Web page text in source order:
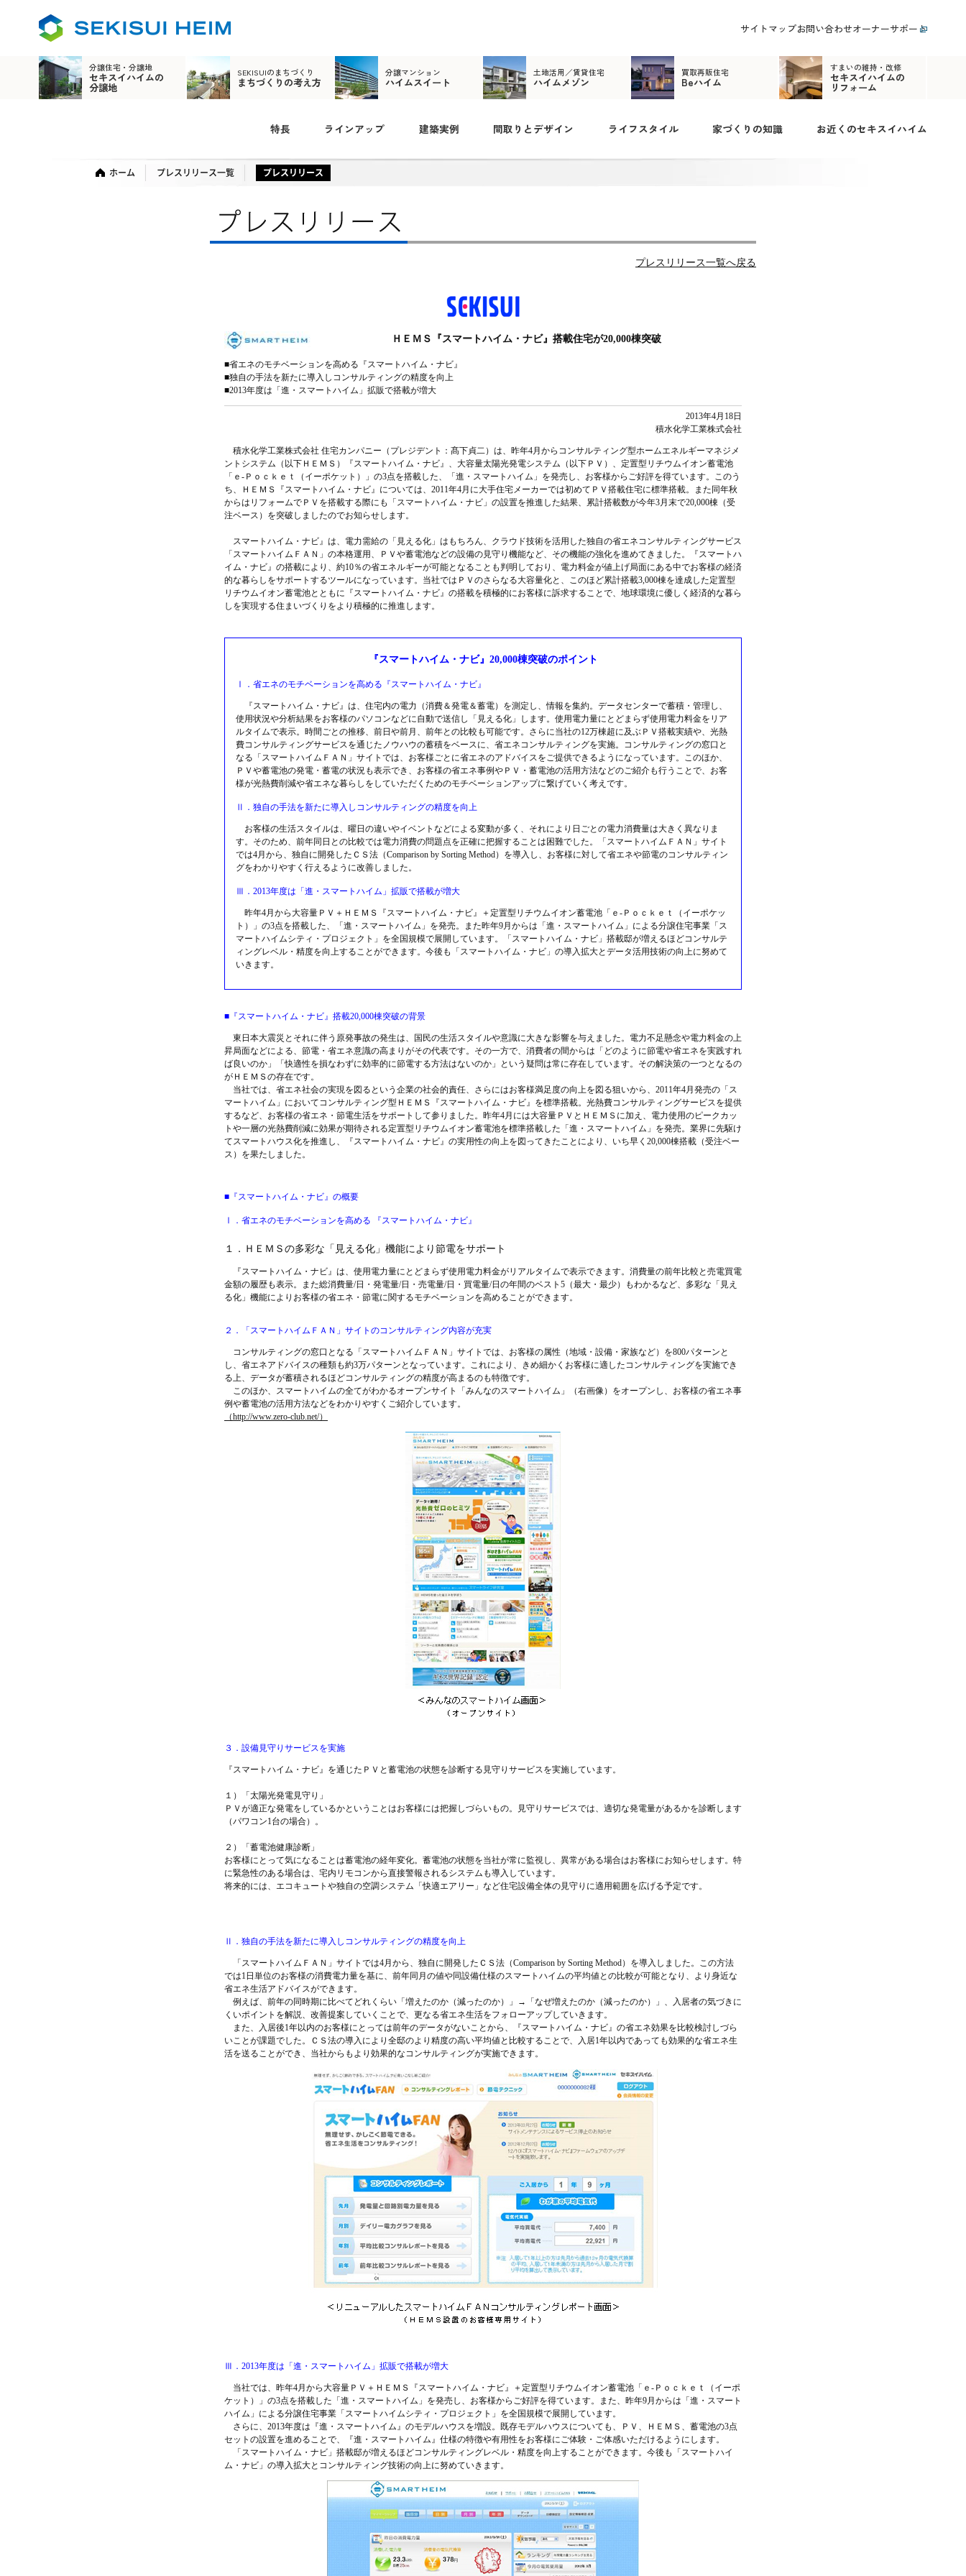
サイトマップお問い合わせオーナーサポート
分譲住宅・分譲地
セキスイハイムの
分譲地
SEKISUIのまちづくり
まちづくりの考え方
分譲マンション
ハイムスイート
土地活用／賃貸住宅
ハイムメゾン
買取再販住宅
Beハイム
すまいの維持・改修
セキスイハイムの
リフォーム
特長 ラインアップ 建築実例 間取りとデザイン ライフスタイル 家づくりの知識 お近くのセキスイハイム
ホーム プレスリリース一覧 プレスリリース
プレスリリース一覧へ戻る
ＨＥＭＳ『スマートハイム・ナビ』搭載住宅が20,000棟突破
■省エネのモチベーションを高める『スマートハイム・ナビ』
■独自の手法を新たに導入しコンサルティングの精度を向上
■2013年度は「進・スマートハイム」拡販で搭載が増大
2013年4月18日
積水化学工業株式会社
積水化学工業株式会社 住宅カンパニー（プレジデント：髙下貞二）は、昨年4月からコンサルティング型ホームエネルギーマネジメ
ントシステム（以下ＨＥＭＳ）『スマートハイム・ナビ』、大容量太陽光発電システム（以下ＰＶ）、定置型リチウムイオン蓄電池
「ｅ-Ｐｏｃｋｅｔ（イーポケット）」の3点を搭載した、「進・スマートハイム」を発売し、お客様からご好評を得ています。このう
ち、ＨＥＭＳ『スマートハイム・ナビ』については、2011年4月に大手住宅メーカーでは初めてＰＶ搭載住宅に標準搭載。また同年秋
からはリフォームでＰＶを搭載する際にも「スマートハイム・ナビ」の設置を推進した結果、累計搭載数が今年3月末で20,000棟（受
注ベース）を突破しましたのでお知らせします。
スマートハイム・ナビ』は、電力需給の「見える化」はもちろん、クラウド技術を活用した独自の省エネコンサルティングサービス
「スマートハイムＦＡＮ」の本格運用、ＰＶや蓄電池などの設備の見守り機能など、その機能の強化を進めてきました。『スマートハ
イム・ナビ』の搭載により、約10％の省エネルギーが可能となることも判明しており、電力料金が値上げ局面にある中でお客様の経済
的な暮らしをサポートするツールになっています。当社ではＰＶのさらなる大容量化と、このほど累計搭載3,000棟を達成した定置型
リチウムイオン蓄電池とともに『スマートハイム・ナビ』の搭載を積極的にお客様に訴求することで、地球環境に優しく経済的な暮ら
しを実現する住まいづくりをより積極的に推進します。
『スマートハイム・ナビ』20,000棟突破のポイント
Ⅰ．省エネのモチベーションを高める『スマートハイム・ナビ』
『スマートハイム・ナビ』は、住宅内の電力（消費＆発電＆蓄電）を測定し、情報を集約。データセンターで蓄積・管理し、
使用状況や分析結果をお客様のパソコンなどに自動で送信し「見える化」します。使用電力量にとどまらず使用電力料金をリア
ルタイムで表示。時間ごとの推移、前日や前月、前年との比較も可能です。さらに当社の12万棟超に及ぶＰＶ搭載実績や、光熱
費コンサルティングサービスを通じたノウハウの蓄積をベースに、省エネコンサルティングを実施。コンサルティングの窓口と
なる「スマートハイムＦＡＮ」サイトでは、お客様ごとに省エネのアドバイスをご提供できるようになっています。このほか、
ＰＶや蓄電池の発電・蓄電の状況も表示でき、お客様の省エネ事例やＰＶ・蓄電池の活用方法などのご紹介も行うことで、お客
様が光熱費削減や省エネな暮らしをしていただくためのモチベーションアップに繋げていく考えです。
Ⅱ．独自の手法を新たに導入しコンサルティングの精度を向上
お客様の生活スタイルは、曜日の違いやイベントなどによる変動が多く、それにより日ごとの電力消費量は大きく異なりま
す。そのため、前年同日との比較では電力消費の問題点を正確に把握することは困難でした。「スマートハイムＦＡＮ」サイト
では4月から、独自に開発したＣＳ法（Comparison by Sorting Method）を導入し、お客様に対して省エネや節電のコンサルティン
グをわかりやすく行えるように改善しました。
Ⅲ．2013年度は「進・スマートハイム」拡販で搭載が増大
昨年4月から大容量ＰＶ＋ＨＥＭＳ『スマートハイム・ナビ』＋定置型リチウムイオン蓄電池「ｅ-Ｐｏｃｋｅｔ（イーポケッ
ト）」の3点を搭載した、「進・スマートハイム」を発売。また昨年9月からは「進・スマートハイム」による分譲住宅事業「ス
マートハイムシティ・プロジェクト」を全国規模で展開しています。「スマートハイム・ナビ」搭載邸が増えるほどコンサルテ
ィングレベル・精度を向上することができます。今後も「スマートハイム・ナビ」の導入拡大とデータ活用技術の向上に努めて
いきます。
■『スマートハイム・ナビ』搭載20,000棟突破の背景
東日本大震災とそれに伴う原発事故の発生は、国民の生活スタイルや意識に大きな影響を与えました。電力不足懸念や電力料金の上
昇局面などによる、節電・省エネ意識の高まりがその代表です。その一方で、消費者の間からは「どのように節電や省エネを実践すれ
ば良いのか」「快適性を損なわずに効率的に節電する方法はないのか」という疑問は常に存在しています。その解決策の一つとなるの
がＨＥＭＳの存在です。
当社では、省エネ社会の実現を図るという企業の社会的責任、さらにはお客様満足度の向上を図る狙いから、2011年4月発売の「ス
マートハイム」においてコンサルティング型ＨＥＭＳ『スマートハイム・ナビ』を標準搭載。光熱費コンサルティングサービスを提供
するなど、お客様の省エネ・節電生活をサポートして参りました。昨年4月には大容量ＰＶとＨＥＭＳに加え、電力使用のピークカッ
トや一層の光熱費削減に効果が期待される定置型リチウムイオン蓄電池を標準搭載した「進・スマートハイム」を発売。業界に先駆け
てスマートハウス化を推進し、『スマートハイム・ナビ』の実用性の向上を図ってきたことにより、いち早く20,000棟搭載（受注ベー
ス）を果たしました。
■『スマートハイム・ナビ』の概要
Ⅰ．省エネのモチベーションを高める 『スマートハイム・ナビ』
１．ＨＥＭＳの多彩な「見える化」機能により節電をサポート
『スマートハイム・ナビ』は、使用電力量にとどまらず使用電力料金がリアルタイムで表示できます。消費量の前年比較と売電買電
金額の履歴も表示。また総消費量/日・発電量/日・売電量/日・買電量/日の年間のベスト5（最大・最少）もわかるなど、多彩な「見え
る化」機能によりお客様の省エネ・節電に関するモチベーションを高めることができます。
２．「スマートハイムＦＡＮ」サイトのコンサルティング内容が充実
コンサルティングの窓口となる「スマートハイムＦＡＮ」サイトでは、お客様の属性（地域・設備・家族など）を800パターンと
し、省エネアドバイスの種類も約3万パターンとなっています。これにより、きめ細かくお客様に適したコンサルティングを実施でき
る上、データが蓄積されるほどコンサルティングの精度が高まるのも特徴です。
このほか、スマートハイムの全てがわかるオープンサイト「みんなのスマートハイム」（右画像）をオープンし、お客様の省エネ事
例や蓄電池の活用方法などをわかりやすくご紹介しています。
（http://www.zero-club.net/）
３．設備見守りサービスを実施
『スマートハイム・ナビ』を通じたＰＶと蓄電池の状態を診断する見守りサービスを実施しています。
１）「太陽光発電見守り」
ＰＶが適正な発電をしているかということはお客様には把握しづらいもの。見守りサービスでは、適切な発電量があるかを診断します
（パワコン1台の場合）。
２）「蓄電池健康診断」
お客様にとって気になることは蓄電池の経年変化。蓄電池の状態を当社が常に監視し、異常がある場合はお客様にお知らせします。特
に緊急性のある場合は、宅内リモコンから直接警報されるシステムも導入しています。
将来的には、エコキュートや独自の空調システム「快適エアリー」など住宅設備全体の見守りに適用範囲を広げる予定です。
Ⅱ．独自の手法を新たに導入しコンサルティングの精度を向上
「スマートハイムＦＡＮ」サイトでは4月から、独自に開発したＣＳ法（Comparison by Sorting Method）を導入しました。この方法
では1日単位のお客様の消費電力量を基に、前年同月の値や同設備仕様のスマートハイムの平均値との比較が可能となり、より身近な
省エネ生活アドバイスができます。
例えば、前年の同時期に比べてどれくらい「増えたのか（減ったのか）」→「なぜ増えたのか（減ったのか）」、入居者の気づきに
くいポイントを解説、改善提案していくことで、更なる省エネ生活をフォローアップしていきます。
また、入居後1年以内のお客様にとっては前年のデータがないことから、『スマートハイム・ナビ』の省エネ効果を比較検討しづら
いことが課題でした。ＣＳ法の導入により全邸のより精度の高い平均値と比較することで、入居1年以内であっても効果的な省エネ生
活を送ることができ、当社からもより効果的なコンサルティングが実施できます。
Ⅲ．2013年度は「進・スマートハイム」拡販で搭載が増大
当社では、昨年4月から大容量ＰＶ＋ＨＥＭＳ『スマートハイム・ナビ』＋定置型リチウムイオン蓄電池「ｅ-Ｐｏｃｋｅｔ（イーポ
ケット）」の3点を搭載した「進・スマートハイム」を発売し、お客様からご好評を得ています。また、昨年9月からは「進・スマート
ハイム」による分譲住宅事業「スマートハイムシティ・プロジェクト」を全国規模で展開しています。
さらに、2013年度は『進・スマートハイム』のモデルハウスを増設。既存モデルハウスについても、ＰＶ、ＨＥＭＳ、蓄電池の3点
セットの設置を進めることで、『進・スマートハイム』仕様の特徴や有用性をお客様にご体験・ご体感いただけるようにします。
「スマートハイム・ナビ」搭載邸が増えるほどコンサルティングレベル・精度を向上することができます。今後も「スマートハイ
ム・ナビ」の導入拡大とコンサルティング技術の向上に努めていきます。